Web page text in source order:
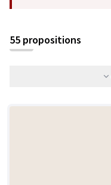
55 propositions